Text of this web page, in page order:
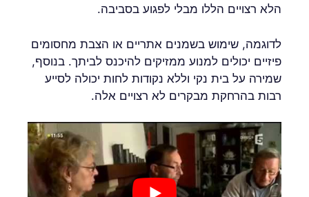
הלא רצויים הללו מבלי לפגוע בסביבה.
לדוגמה, שימוש בשמנים אתריים או הצבת מחסומים
פיזיים יכולים למנוע ממזיקים להיכנס לביתך. בנוסף,
שמירה על בית נקי וללא נקודות לחות יכולה לסייע
רבות בהרחקת מבקרים לא רצויים אלה.